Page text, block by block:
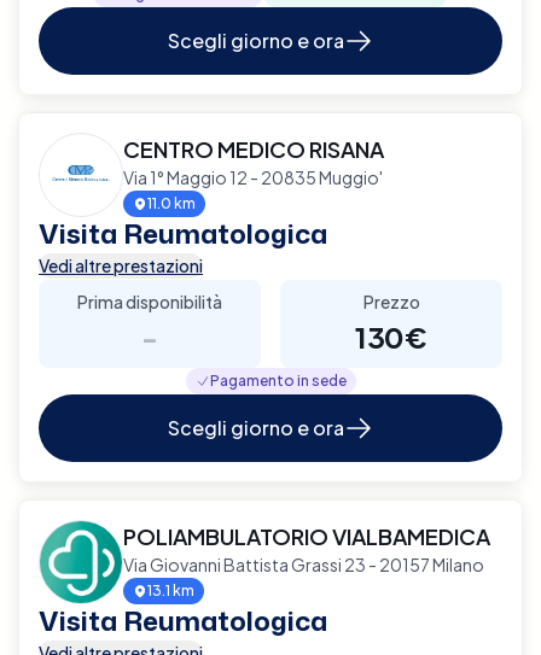
Scegli giorno e ora
CENTRO MEDICO RISANA
Via 1° Maggio 12 - 20835 Muggio'
11.0 km
Visita Reumatologica
Vedi altre prestazioni
Prima disponibilità
-
Prezzo
130€
Pagamento in sede
Scegli giorno e ora
POLIAMBULATORIO VIALBAMEDICA
Via Giovanni Battista Grassi 23 - 20157 Milano
13.1 km
Visita Reumatologica